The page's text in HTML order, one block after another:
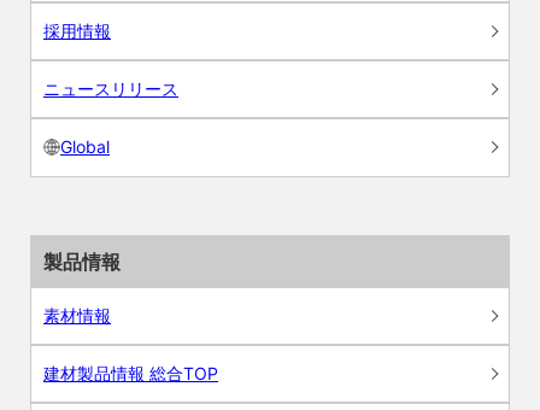
採用情報
ニュースリリース
Global
製品情報
素材情報
建材製品情報 総合TOP